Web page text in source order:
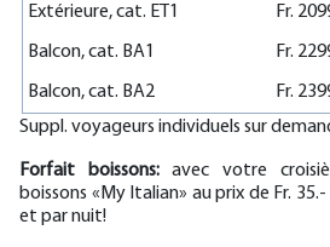
Extérieure, cat. ET1 Fr.
Balcon, cat. BA1 Fr.
Balcon, cat. BA2
Fr.
Suppl. voyageurs individuels sur
Forfait boissons:avec votre
boissons «My Italian» au prix de Fr.
et par nuit!